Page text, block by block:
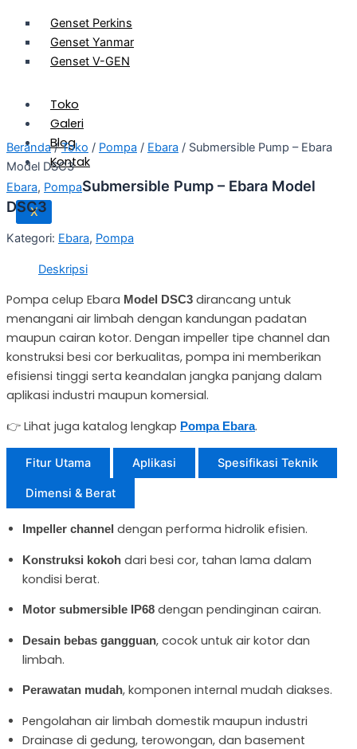
Genset Perkins
Genset Yanmar
Genset V-GEN
Toko
Galeri
Blog
Kontak
X
Beranda/Toko / Pompa / Ebara / Submersible Pump – Ebara
Model DSC3
Ebara, PompaSubmersible Pump – Ebara Model
DSC3
Kategori: Ebara, Pompa
Deskripsi
Pompa celup Ebara Model DSC3 dirancang untuk
menangani air limbah dengan kandungan padatan
maupun cairan kotor. Dengan impeller tipe channel dan
konstruksi besi cor berkualitas, pompa ini memberikan
efisiensi tinggi serta keandalan jangka panjang dalam
aplikasi industri maupun komersial.
👉 Lihat juga katalog lengkap Pompa Ebara.
Fitur Utama Aplikasi Spesifikasi Teknik
Dimensi & Berat
Impeller channel dengan performa hidrolik efisien.
Konstruksi kokoh dari besi cor, tahan lama dalam
kondisi berat.
Motor submersible IP68 dengan pendinginan cairan.
Desain bebas gangguan, cocok untuk air kotor dan
limbah.
Perawatan mudah, komponen internal mudah diakses.
Pengolahan air limbah domestik maupun industri
Drainase di gedung, terowongan, dan basement